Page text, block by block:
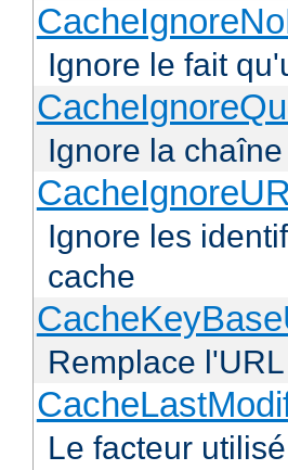
Ignore le fait
Ignore la
Ignore les
cache
Remplace
Le facteur